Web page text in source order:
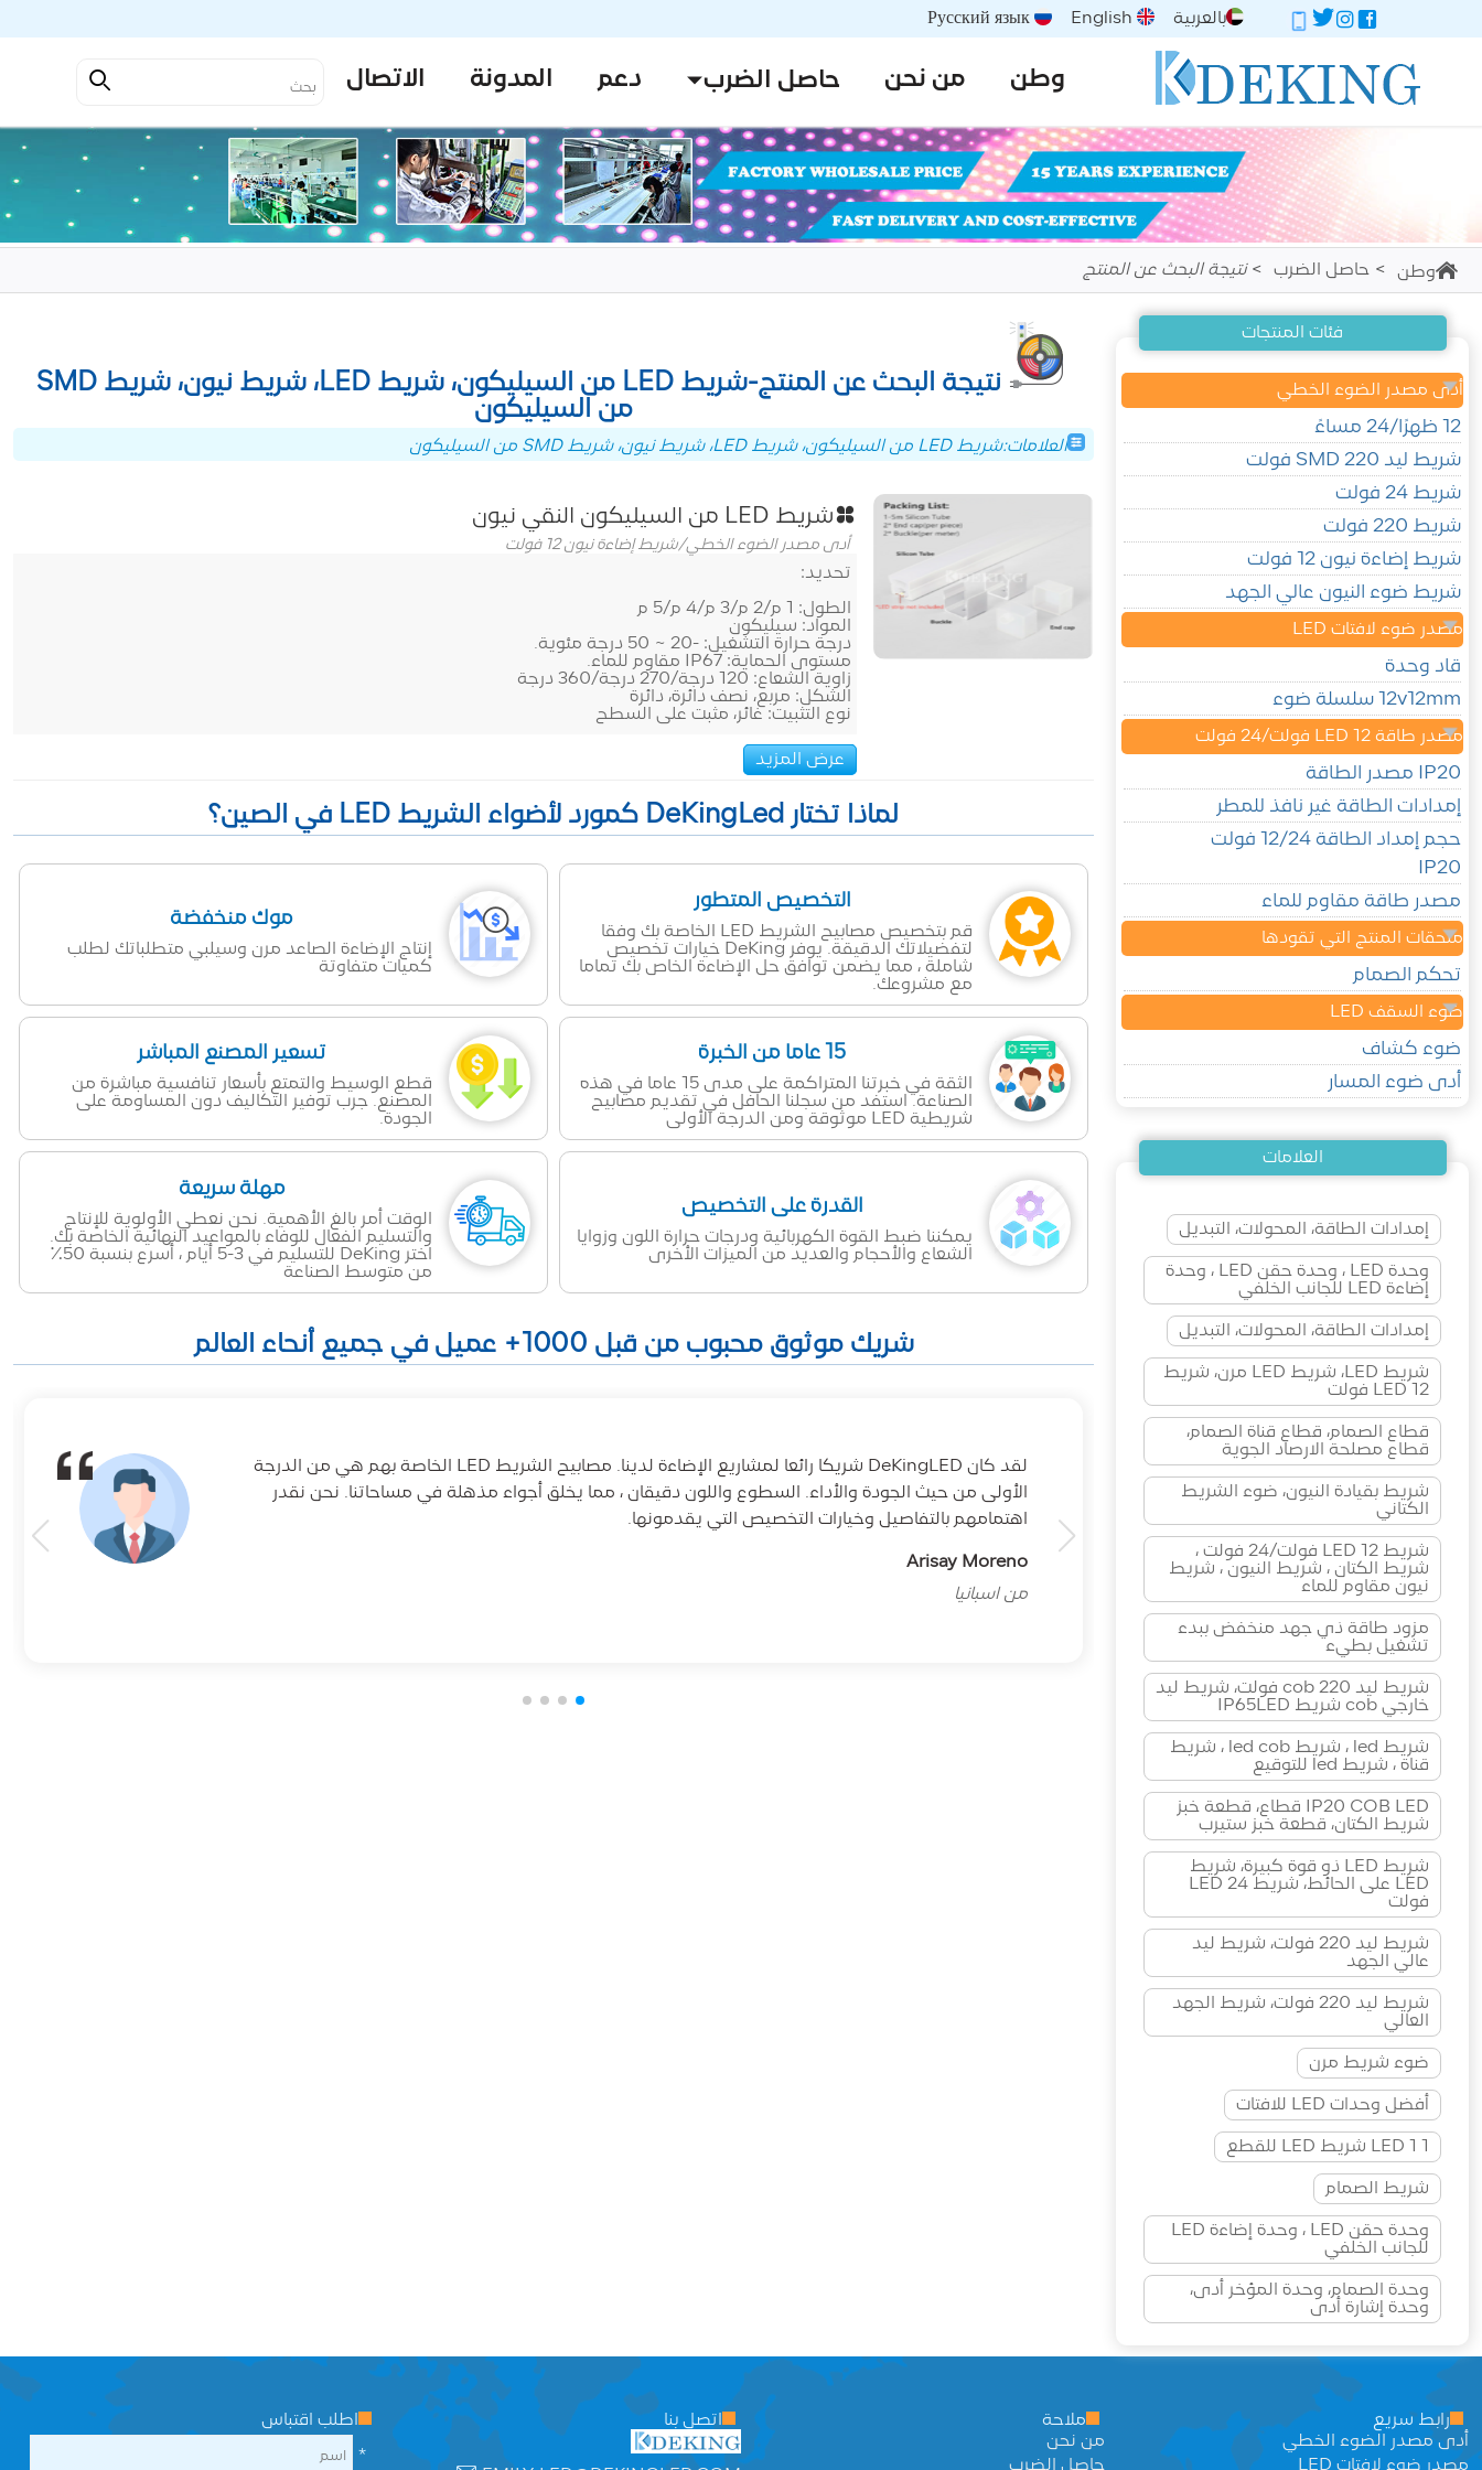
بالعربية English
Русский язык
وطن من نحن حاصل الضرب دعم المدونة الاتصال
وطن حاصل الضرب نتيجة البحث عن المنتج
فئات المنتجات
أدى مصدر الضوء الخطي
12 ظهرًا/24 مساءً
شريط ليد SMD 220 فولت
شريط 24 فولت
شريط 220 فولت
شريط إضاءة نيون 12 فولت
شريط ضوء النيون عالي الجهد
مصدر ضوء لافتات LED
قاد وحدة
12v12mm سلسلة ضوء
مصدر طاقة LED 12 فولت/24 فولت
IP20 مصدر الطاقة
إمدادات الطاقة غير نافذ للمطر
حجم إمداد الطاقة 12/24 فولت
IP20
مصدر طاقة مقاوم للماء
ملحقات المنتج التي تقودها
تحكم الصمام
ضوء السقف LED
ضوء كشاف
أدى ضوء المسار
العلامات
إمدادات الطاقة، المحولات، التبديل
وحدة LED ، وحدة حقن LED ، وحدة
إضاءة LED للجانب الخلفي
إمدادات الطاقة، المحولات، التبديل
شريط LED، شريط LED مرن، شريط
LED 12 فولت
قطاع الصمام، قطاع قناة الصمام،
قطاع مصلحة الارصاد الجوية
شريط بقيادة النيون، ضوء الشريط
الكتاني
شريط LED 12 فولت/24 فولت ،
شريط الكتان ، شريط النيون ، شريط
نيون مقاوم للماء
مزود طاقة ذي جهد منخفض ببدء
تشغيل بطيء
شريط ليد cob 220 فولت، شريط ليد
خارجي cob شريط IP65LED
شريط led ، شريط led cob ، شريط
قناة ، شريط led للتوقيع
IP20 COB LED قطاع، قطعة خبز
شريط الكتان، قطعة خبز ستيرب
شريط LED ذو قوة كبيرة، شريط
LED على الحائط، شريط LED 24
فولت
شريط ليد 220 فولت، شريط ليد
عالي الجهد
شريط ليد 220 فولت، شريط الجهد
العالي
ضوء شريط مرن
أفضل وحدات LED للافتات
1 LED 1 شريط LED للقطع
شريط الصمام
وحدة حقن LED ، وحدة إضاءة LED
للجانب الخلفي
وحدة الصمام، وحدة المؤخر أدى،
وحدة إشارة أدى
نتيجة البحث عن المنتج-شريط LED من السيليكون، شريط LED، شريط نيون، شريط SMD
من السيليكون
العلامات:شريط LED من السيليكون، شريط LED، شريط نيون، شريط SMD من السيليكون
شريط LED من السيليكون النقي نيون
أدى مصدر الضوء الخطي/شريط إضاءة نيون 12 فولت
تحديد:
الطول: 1 م/2 م/3 م/4 م/5 م
المواد: سيليكون
درجة حرارة التشغيل: -20 ~ 50 درجة مئوية.
مستوى الحماية: IP67 مقاوم للماء.
زاوية الشعاع: 120 درجة/270 درجة/360 درجة
الشكل: مربع، نصف دائرة، دائرة
نوع التثبيت: غائر، مثبت على السطح
عرض المزيد
لماذا تختار DeKingLed كمورد لأضواء الشريط LED في الصين؟
التخصيص المتطور
قم بتخصيص مصابيح الشريط LED الخاصة بك وفقا
لتفضيلاتك الدقيقة. يوفر DeKing خيارات تخصيص
شاملة ، مما يضمن توافق حل الإضاءة الخاص بك تماما
مع مشروعك.
موك منخفضة
إنتاج الإضاءة الصاعد مرن وسيلبي متطلباتك لطلب
كميات متفاوتة
15 عاما من الخبرة
الثقة في خبرتنا المتراكمة على مدى 15 عاما في هذه
الصناعة. استفد من سجلنا الحافل في تقديم مصابيح
شريطية LED موثوقة ومن الدرجة الأولى
تسعير المصنع المباشر
قطع الوسيط والتمتع بأسعار تنافسية مباشرة من
المصنع. جرب توفير التكاليف دون المساومة على
الجودة.
القدرة على التخصيص
يمكننا ضبط القوة الكهربائية ودرجات حرارة اللون وزوايا
الشعاع والأحجام والعديد من الميزات الأخرى
مهلة سريعة
الوقت أمر بالغ الأهمية. نحن نعطي الأولوية للإنتاج
والتسليم الفعال للوفاء بالمواعيد النهائية الخاصة بك.
اختر DeKing للتسليم في 3-5 أيام ، أسرع بنسبة 50٪
من متوسط الصناعة
شريك موثوق محبوب من قبل 1000+ عميل في جميع أنحاء العالم
لقد كان DeKingLED شريكا رائعا لمشاريع الإضاءة لدينا. مصابيح الشريط LED الخاصة بهم هي من الدرجة
الأولى من حيث الجودة والأداء. السطوع واللون دقيقان ، مما يخلق أجواء مذهلة في مساحاتنا. نحن نقدر
اهتمامهم بالتفاصيل وخيارات التخصيص التي يقدمونها.
Arisay Moreno
من اسبانيا
رابط سريع
أدى مصدر الضوء الخطي
مصدر ضوء لافتات LED
ملاحة
من نحن
حاصل الضرب
اتصل بنا
اطلب اقتباس
*